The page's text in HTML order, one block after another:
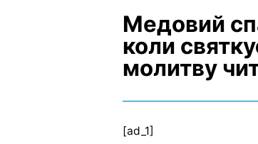
Медовий
коли
молитву
[ad_1]